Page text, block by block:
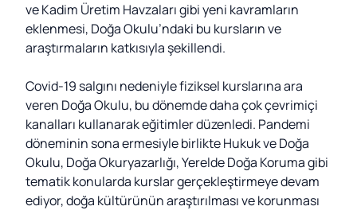
ve Kadim Üretim Havzaları gibi yeni kavramların
eklenmesi, Doğa Okulu’ndaki bu kursların ve
araştırmaların katkısıyla şekillendi.
Covid-19 salgını nedeniyle fiziksel kurslarına ara
veren Doğa Okulu, bu dönemde daha çok çevrimiçi
kanalları kullanarak eğitimler düzenledi. Pandemi
döneminin sona ermesiyle birlikte Hukuk ve Doğa
Okulu, Doğa Okuryazarlığı, Yerelde Doğa Koruma gibi
tematik konularda kurslar gerçekleştirmeye devam
ediyor, doğa kültürünün araştırılması ve korunması